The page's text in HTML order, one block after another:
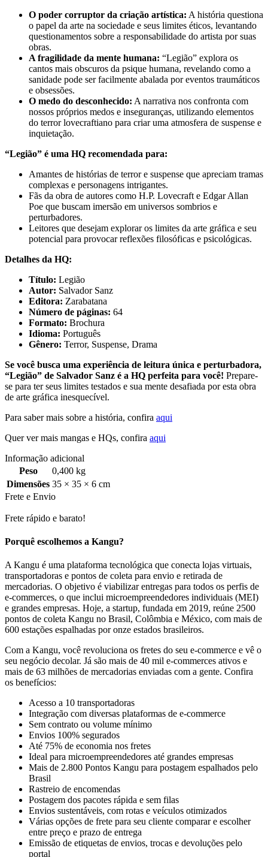
O poder corruptor da criação artística: A história questiona
o papel da arte na sociedade e seus limites éticos, levantando
questionamentos sobre a responsabilidade do artista por suas
obras.
A fragilidade da mente humana: “Legião” explora os
cantos mais obscuros da psique humana, revelando como a
sanidade pode ser facilmente abalada por eventos traumáticos
e obsessões.
O medo do desconhecido: A narrativa nos confronta com
nossos próprios medos e inseguranças, utilizando elementos
do terror lovecraftiano para criar uma atmosfera de suspense e
inquietação.
“Legião” é uma HQ recomendada para:
Amantes de histórias de terror e suspense que apreciam tramas
complexas e personagens intrigantes.
Fãs da obra de autores como H.P. Lovecraft e Edgar Allan
Poe que buscam imersão em universos sombrios e
perturbadores.
Leitores que desejam explorar os limites da arte gráfica e seu
potencial para provocar reflexões filosóficas e psicológicas.
Detalhes da HQ:
Título: Legião
Autor: Salvador Sanz
Editora: Zarabatana
Número de páginas: 64
Formato: Brochura
Idioma: Português
Gênero: Terror, Suspense, Drama
Se você busca uma experiência de leitura única e perturbadora,
“Legião” de Salvador Sanz é a HQ perfeita para você! Prepare-
se para ter seus limites testados e sua mente desafiada por esta obra
de arte gráfica inesquecível.
Para saber mais sobre a história, confira aqui
Quer ver mais mangas e HQs, confira aqui
Informação adicional
Peso
0,400 kg
Dimensões 35 × 35 × 6 cm
Frete e Envio
Frete rápido e barato!
Porquê escolhemos a Kangu?
A Kangu é uma plataforma tecnológica que conecta lojas virtuais,
transportadoras e pontos de coleta para envio e retirada de
mercadorias. O objetivo é viabilizar entregas para todos os perfis de
e-commerces, o que inclui microempreendedores individuais (MEI)
e grandes empresas. Hoje, a startup, fundada em 2019, reúne 2500
pontos de coleta Kangu no Brasil, Colômbia e México, com mais de
600 estações espalhadas por onze estados brasileiros.
Com a Kangu, você revoluciona os fretes do seu e-commerce e vê o
seu negócio decolar. Já são mais de 40 mil e-commerces ativos e
mais de 63 milhões de mercadorias enviadas com a gente. Confira
os benefícios:
Acesso a 10 transportadoras
Integração com diversas plataformas de e-commerce
Sem contrato ou volume mínimo
Envios 100% segurados
Até 75% de economia nos fretes
Ideal para microempreendedores até grandes empresas
Mais de 2.800 Pontos Kangu para postagem espalhados pelo
Brasil
Rastreio de encomendas
Postagem dos pacotes rápida e sem filas
Envios sustentáveis, com rotas e veículos otimizados
Várias opções de frete para seu cliente comparar e escolher
entre preço e prazo de entrega
Emissão de etiquetas de envios, trocas e devoluções pelo
portal